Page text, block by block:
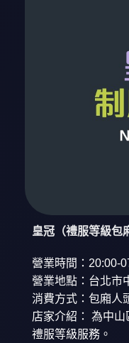
皇冠（禮服等級包
營業時間：20:00-
營業地點：台北市
消費方式：包廂人
店家介紹： 為中
禮服等級服務。